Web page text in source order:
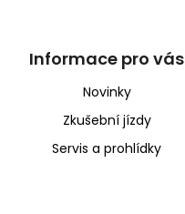
Informace pro vás
Novinky
Zkušební jízdy
Servis a prohlídky